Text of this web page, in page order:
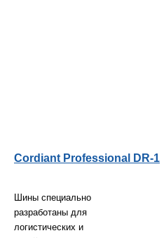
Cordiant Professional DR-1
Шины специально
разработаны для
логистических и